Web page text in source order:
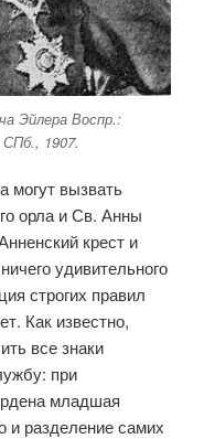
Эйлера Воспр.:
1907.
могут вызвать
орла и Св. Анны
крест и
удивительного
строгих правил
Как известно,
все знаки
при
младшая
и разделение самих